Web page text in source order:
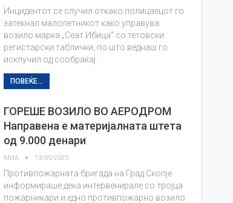
Инцидентот се случил откако полицаецот го
затекнал малолетникот како управува
возило марка „Сеат Ибица“ со тетовски
регистарски таблички, по што веднаш го
исклучил од сообраќај.
ПОВЕЌЕ...
ГОРЕШЕ ВОЗИЛО ВО АЕРОДРОМ
Направена е материјалната штета
од 9.000 денари
МИА 13/05/2025
Противпожарната бригада на Град Скопје
информираше дека интервенирале со тројца
пожарникари и едно противпожарно возило.